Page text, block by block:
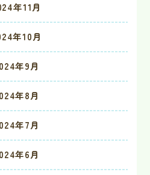
年11月
年10月
年9月
年8月
年7月
年6月